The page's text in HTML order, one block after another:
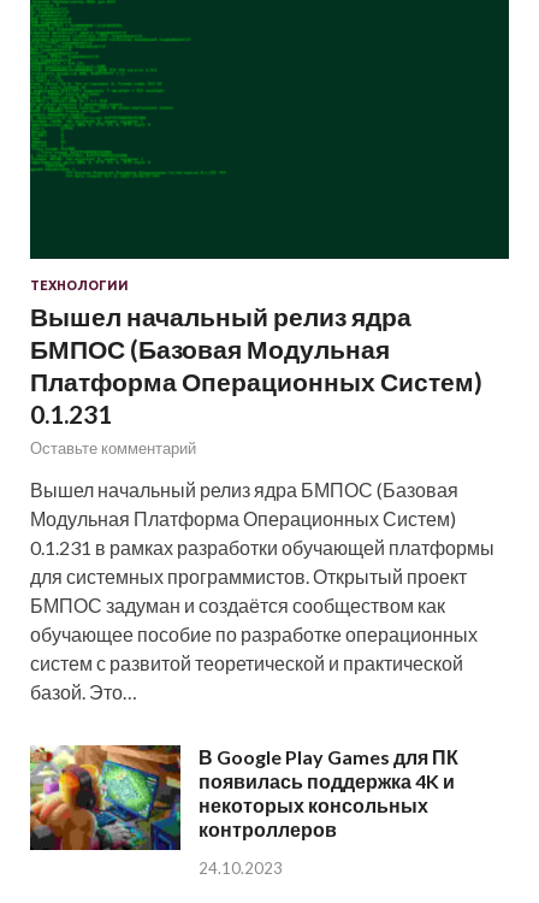
ТЕХНОЛОГИИ
Вышел начальный релиз ядра
БМПОС (Базовая Модульная
Платформа Операционных Систем)
0.1.231
Оставьте комментарий
Вышел начальный релиз ядра БМПОС (Базовая
Модульная Платформа Операционных Систем)
0.1.231 в рамках разработки обучающей платформы
для системных программистов. Открытый проект
БМПОС задуман и создаётся сообществом как
обучающее пособие по разработке операционных
систем с развитой теоретической и практической
базой. Это…
В Google Play Games для ПК
появилась поддержка 4K и
некоторых консольных
контроллеров
24.10.2023